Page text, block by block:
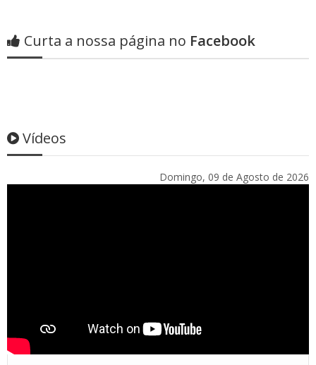
Curta a nossa página no Facebook
Vídeos
Domingo, 09 de Agosto de 2026